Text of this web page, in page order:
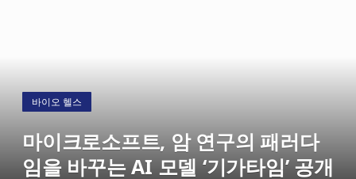
바이오 헬스
마이크로소프트, 암 연구의 패러다
임을 바꾸는 AI 모델 ‘기가타임’ 공개